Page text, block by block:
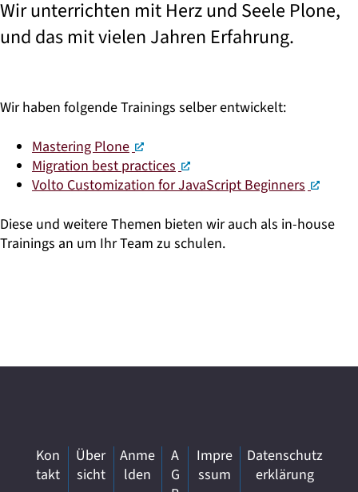
Wir unterrichten mit Herz und Seele Plone,
und das mit vielen Jahren Erfahrung.
Wir haben folgende Trainings selber entwickelt:
Mastering Plone
Migration best practices
Volto Customization for JavaScript Beginners
Diese und weitere Themen bieten wir auch als in-house
Trainings an um Ihr Team zu schulen.
Kon
takt
Über
sicht
Anme
lden
A
G
Impre
ssum
Datenschutz
erklärung